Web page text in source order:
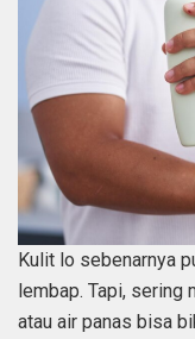
Kulit lo sebenarnya
lembap. Tapi, sering
atau air panas bisa